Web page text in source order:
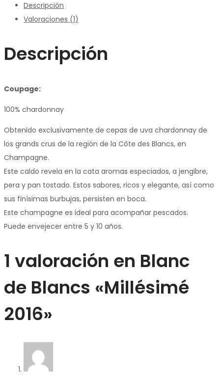
Descripción
Valoraciones (1)
Descripción
Coupage:
100% chardonnay
Obtenido exclusivamente de cepas de uva chardonnay de
los grands crus de la región de la Côte des Blancs, en
Champagne.
Este caldo revela en la cata aromas especiados, a jengibre,
pera y pan tostado. Estos sabores, ricos y elegante, así como
sus finísimas burbujas, persisten en boca.
Este champagne es ideal para acompañar pescados.
Puede envejecer entre 5 y 10 años.
1 valoración en Blanc
de Blancs «Millésimé
2016»